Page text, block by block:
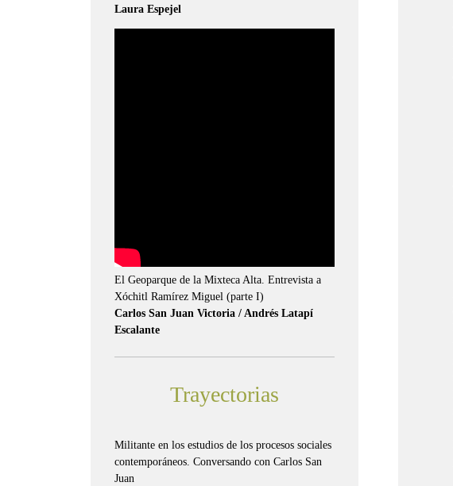
Laura Espejel
El Geoparque de la Mixteca Alta. Entrevista a
Xóchitl Ramírez Miguel (parte I)
Carlos San Juan Victoria / Andrés Latapí
Escalante
Trayectorias
Militante en los estudios de los procesos sociales
contemporáneos. Conversando con Carlos San
Juan